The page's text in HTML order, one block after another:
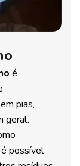
é
pias,
geral.
possível